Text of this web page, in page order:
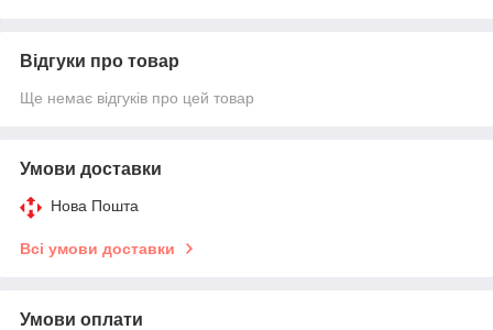
Відгуки про товар
Ще немає відгуків про цей товар
Умови доставки
Нова Пошта
Всі умови доставки
Умови оплати